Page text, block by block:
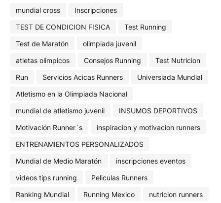
mundial cross
Inscripciones
TEST DE CONDICION FISICA
Test Running
Test de Maratón
olimpiada juvenil
atletas olimpicos
Consejos Running
Test Nutricion
Run
Servicios Acicas Runners
Universiada Mundial
Atletismo en la Olimpiada Nacional
mundial de atletismo juvenil
INSUMOS DEPORTIVOS
Motivación Runner´s
inspiracion y motivacion runners
ENTRENAMIENTOS PERSONALIZADOS
Mundial de Medio Maratón
inscripciones eventos
videos tips running
Peliculas Runners
Ranking Mundial
Running Mexico
nutricion runners